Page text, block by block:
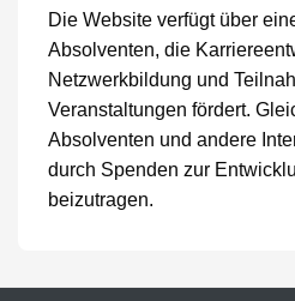
Die Website verfügt über
Absolventen, die
Netzwerkbildung und
Veranstaltungen fördert.
Absolventen und andere
durch Spenden zur
beizutragen.